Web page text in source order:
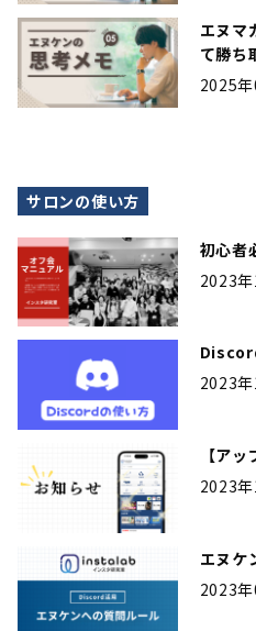
エヌマ
て勝ち
2025
サロンの使い方
初心者
2023
2023
【ア
2023
エヌケ
2023